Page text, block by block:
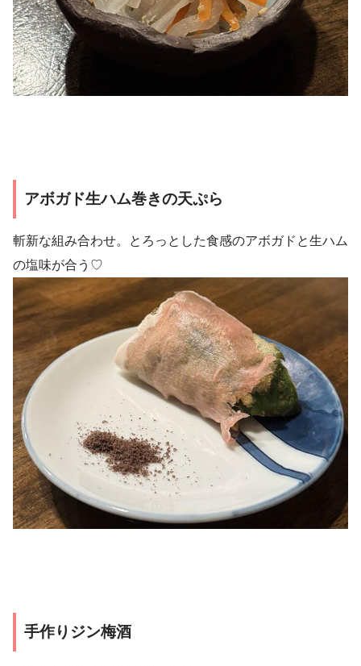
アボガド生ハム巻きの天ぷら
斬新な組み合わせ。とろっとした食感のアボガドと生ハム
の塩味が合う♡
手作りジン梅酒